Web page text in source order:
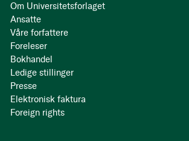
Om Universitetsforlaget
Ansatte
Våre forfattere
Foreleser
Bokhandel
Ledige stillinger
Presse
Elektronisk faktura
Foreign rights